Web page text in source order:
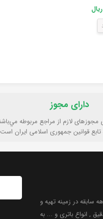
دارای مجوز
مجوزهای لازم از مراجع مربوطه
قوانين جمهوری اسلامی ايران
سابقه در زمینه تهیه و
, انواع باتری و ... به